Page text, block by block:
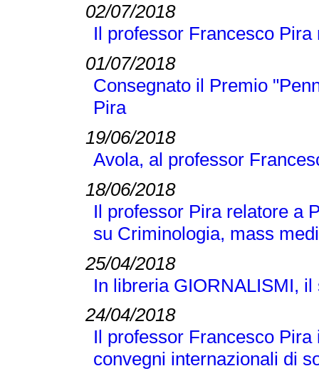
02/07/2018
Il professor Francesco
01/07/2018
Consegnato il Premio
Pira
19/06/2018
Avola, al professor
18/06/2018
Il professor Pira relatore a
su Criminologia, mass
25/04/2018
In libreria GIORNALISMI,
24/04/2018
Il professor Francesco
convegni internazionali di